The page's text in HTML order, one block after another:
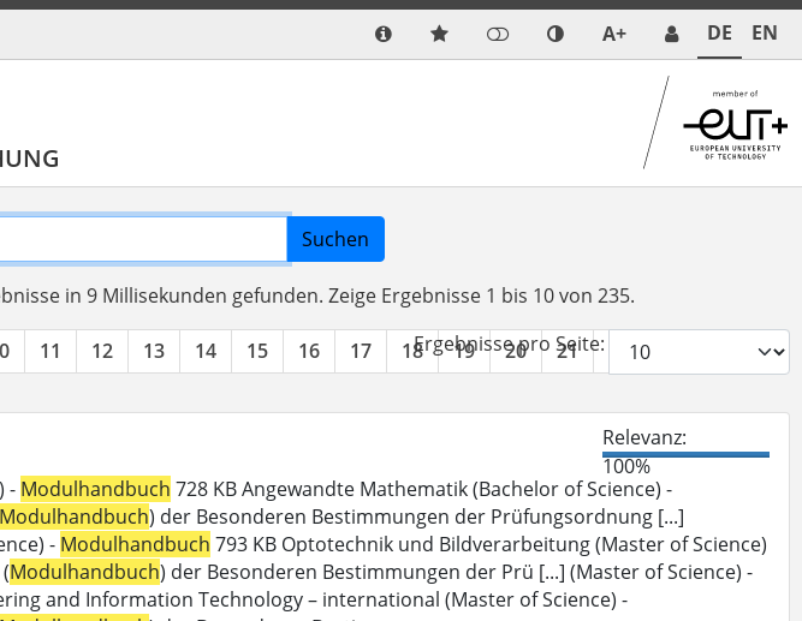
A+ DE EN
Suchen
in 9 Millisekunden gefunden. Zeige Ergebnisse 1 bis 10 von 235.
11 12 13 14 15 16 17 18 19 20 21 »
Ergebnisse pro Seite:
Relevanz:
100%
- Modulhandbuch 728 KB Angewandte Mathematik (Bachelor of Science) -
Modulhandbuch) der Besonderen Bestimmungen der Prüfungsordnung [...]
- Modulhandbuch 793 KB Optotechnik und Bildverarbeitung (Master of Science)
Modulhandbuch) der Besonderen Bestimmungen der Prü [...] (Master of Science) -
and Information Technology – international (Master of Science) -